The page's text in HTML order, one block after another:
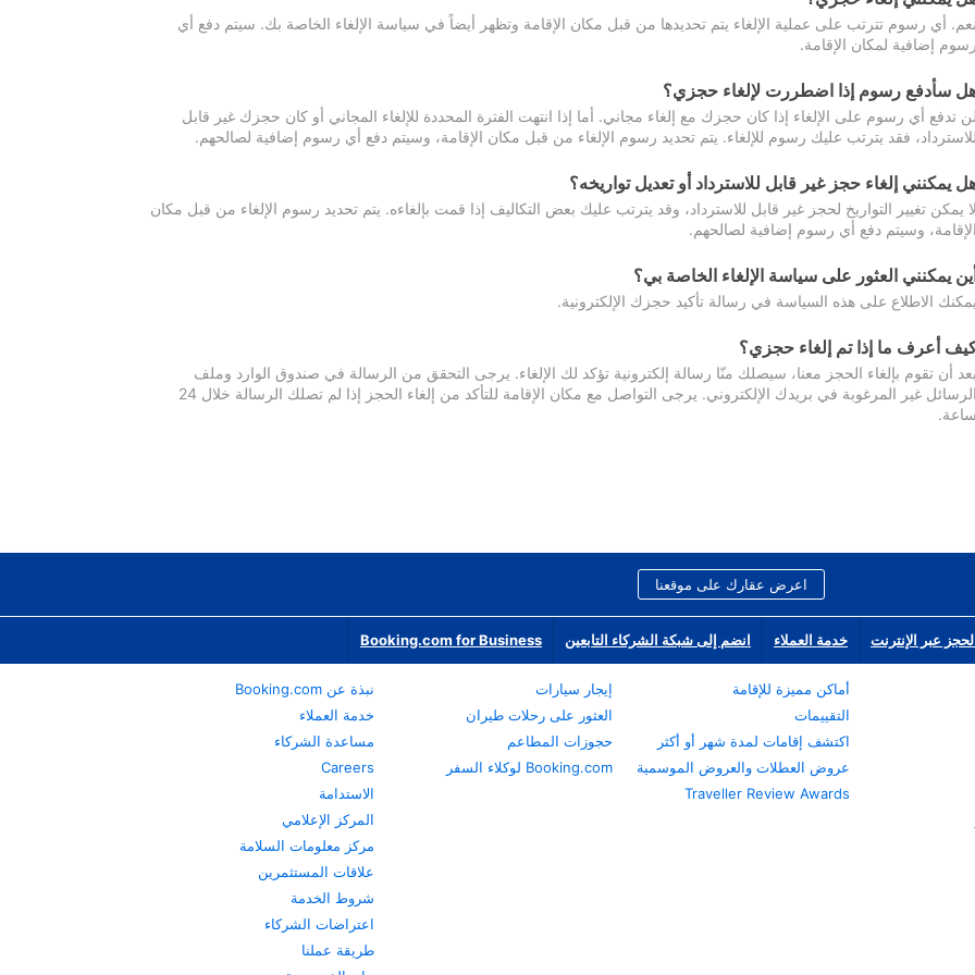
أي رسوم تترتب على عملية الإلغاء يتم تحديدها من قبل مكان الإقامة وتظهر أيضاً في سياسة الإلغاء الخاصة بك. سيتم دفع أي
إضافية لمكان الإقامة.
سأدفع رسوم إذا اضطررت لإلغاء حجزي؟
تدفع أي رسوم على الإلغاء إذا كان حجزك مع إلغاء مجاني. أما إذا انتهت الفترة المحددة للإلغاء المجاني أو كان حجزك غير قابل
فقد يترتب عليك رسوم للإلغاء. يتم تحديد رسوم الإلغاء من قبل مكان الإقامة، وسيتم دفع أي رسوم إضافية لصالحهم.
يمكنني إلغاء حجز غير قابل للاسترداد أو تعديل تواريخه؟
يمكن تغيير التواريخ لحجز غير قابل للاسترداد، وقد يترتب عليك بعض التكاليف إذا قمت بإلغاءه. يتم تحديد رسوم الإلغاء من قبل مكان
وسيتم دفع أي رسوم إضافية لصالحهم.
يمكنني العثور على سياسة الإلغاء الخاصة بي؟
الاطلاع على هذه السياسة في رسالة تأكيد حجزك الإلكترونية.
أعرف ما إذا تم إلغاء حجزي؟
أن تقوم بإلغاء الحجز معنا، سيصلك منّا رسالة إلكترونية تؤكد لك الإلغاء. يرجى التحقق من الرسالة في صندوق الوارد وملف
الرسائل غير المرغوبة في بريدك الإلكتروني. يرجى التواصل مع مكان الإقامة للتأكد من إلغاء الحجز إذا لم تصلك الرسالة خلال 24
اعرض عقارك على موقعنا
عبر الإنترنت خدمة العملاء انضم إلى شبكة الشركاء التابعين Booking.com for Business
أماكن مميزة للإقامة
التقييمات
اكتشف إقامات لمدة شهر أو أكثر
عروض العطلات والعروض الموسمية
Traveller Review Awards
إيجار سيارات
العثور على رحلات طيران
حجوزات المطاعم
Booking.com لوكلاء السفر
نبذة عن Booking.com
خدمة العملاء
مساعدة الشركاء
Careers
الاستدامة
المركز الإعلامي
مركز معلومات السلامة
علاقات المستثمرين
شروط الخدمة
اعتراضات الشركاء
طريقة عملنا